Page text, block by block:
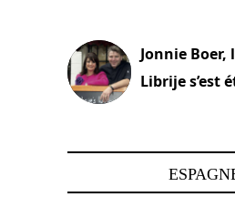
Jonnie Boer,
Librije s’est